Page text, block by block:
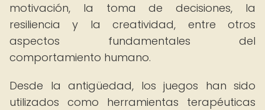
motivación, la toma de decisiones, la
resiliencia y la creatividad, entre otros
aspectos fundamentales del
comportamiento humano.
Desde la antigüedad, los juegos han sido
utilizados como herramientas terapéuticas